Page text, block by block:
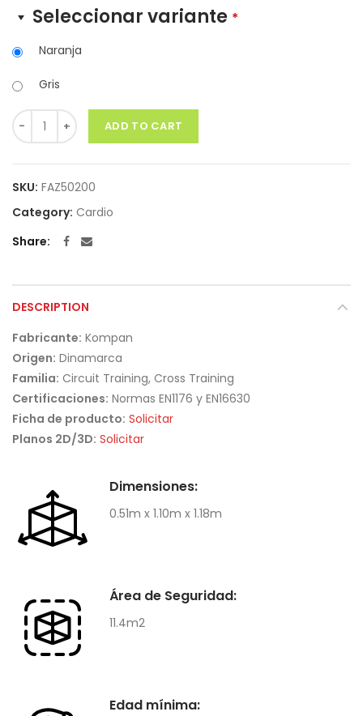
Seleccionar variante *
Naranja
Gris
Quantity
ADD TO CART
SKU: FAZ50200
Category: Cardio
Share
DESCRIPTION
Fabricante: Kompan
Origen: Dinamarca
Familia: Circuit Training, Cross Training
Certificaciones: Normas EN1176 y EN16630
Ficha de producto: Solicitar
Planos 2D/3D: Solicitar
Dimensiones:
0.51m x 1.10m x 1.18m
Área de Seguridad:
11.4m2
Edad mínima: